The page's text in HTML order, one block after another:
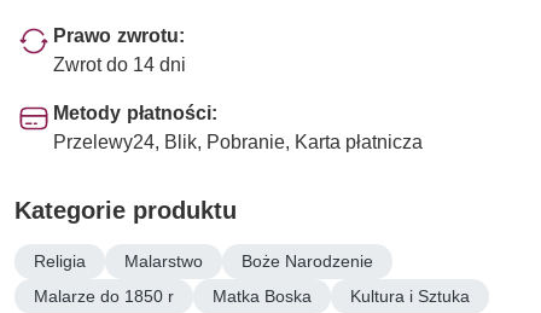
Prawo zwrotu:
Zwrot do 14 dni
Metody płatności:
Przelewy24, Blik, Pobranie, Karta płatnicza
Kategorie produktu
Religia Malarstwo
Boże Narodzenie
Malarze do 1850 r
Matka Boska Kultura i Sztuka